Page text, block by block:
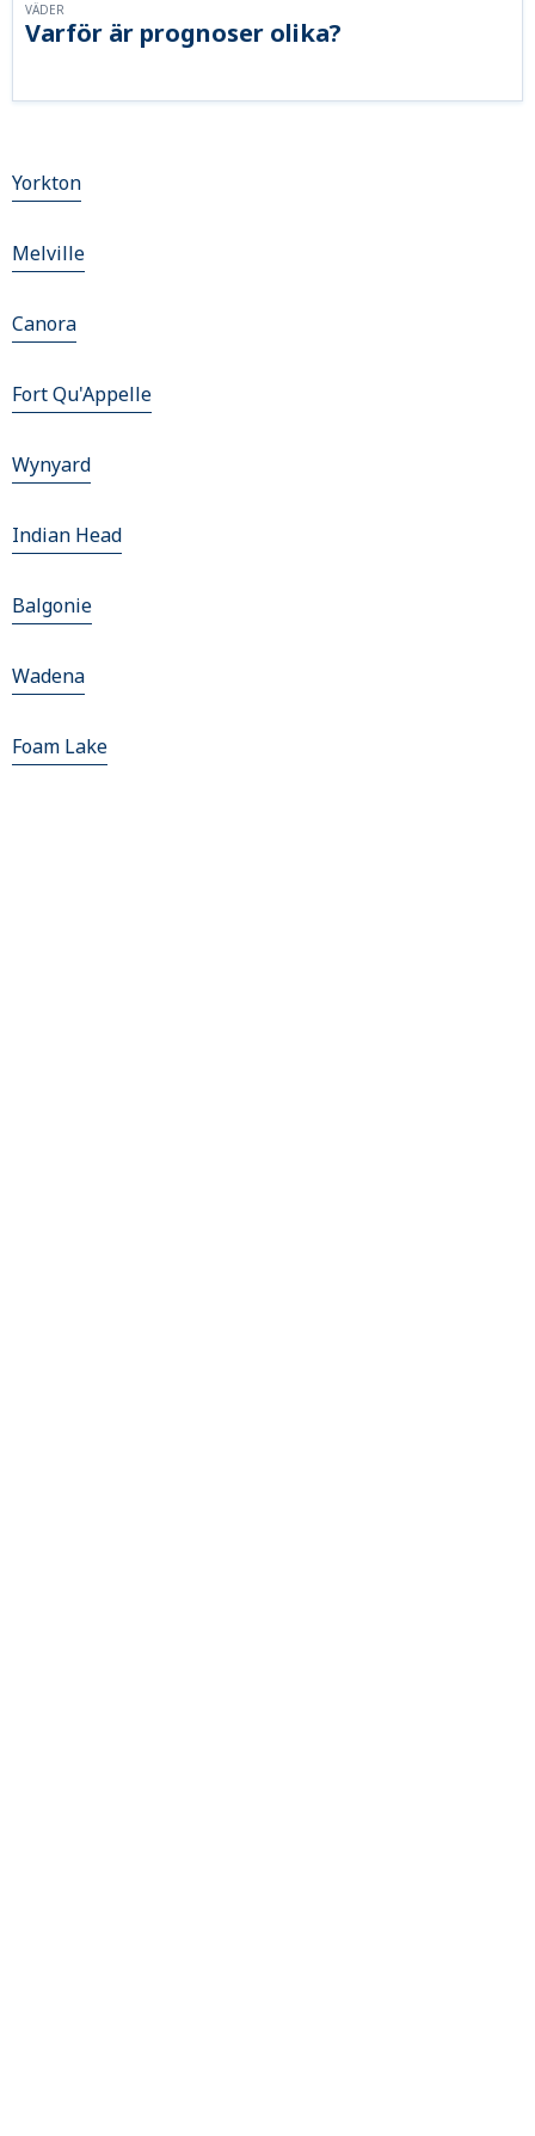
Varför är prognoser olika?
VÄDER
Yorkton
Melville
Canora
Fort Qu'Appelle
Wynyard
Indian Head
Balgonie
Wadena
Foam Lake